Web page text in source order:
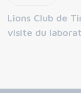
Lions Club de
visite du